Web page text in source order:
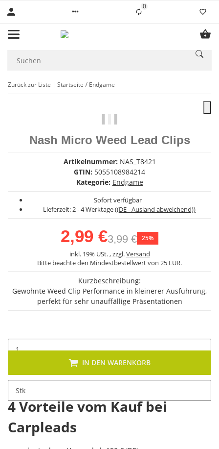
0Liste ist leer
Zurück zur Liste Startseite Endgame
Nash Micro Weed Lead Clips
Artikelnummer: NAS_T8421
GTIN: 5055108984214
Kategorie: Endgame
Sofort verfügbar
Lieferzeit:2 - 4 Werktage((DE - Ausland abweichend))
2,99 €3,99 € 25%
inkl. 19% USt. , zzgl.Versand
Bitte beachte den Mindestbestellwert von 25 EUR.
Kurzbeschreibung:
Gewohnte Weed Clip Performance in kleinerer Ausführung,
perfekt für sehr unauffällige Präsentationen
Stk
IN DEN WARENKORB
4 Vorteile vom Kauf bei
Carpleads